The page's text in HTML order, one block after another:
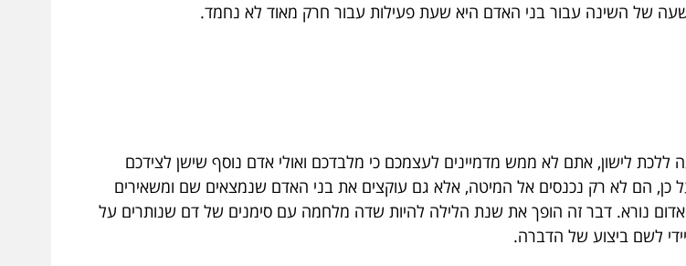
של השינה עבור בני האדם היא שעת פעילות עבור חרק מאוד לא נחמד.
לישון, אתם לא ממש מדמיינים לעצמכם כי מלבדכם ואולי אדם נוסף שישן לצידכם
כן, הם לא רק נכנסים אל המיטה, אלא גם עוקצים את בני האדם שנמצאים שם ומשאירים
נורא. דבר זה הופך את שנת הלילה להיות שדה מלחמה עם סימנים של דם שנותרים על
לשם ביצוע של הדברה.